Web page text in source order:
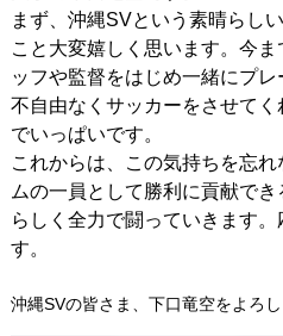
まず、沖縄SVという素晴らし
こと大変嬉しく思います。今
ッフや監督をはじめ一緒にプ
不自由なくサッカーをさせて
でいっぱいです。
これからは、この気持ちを忘
ムの一員として勝利に貢献で
らしく全力で闘っていきます
す。
沖縄SVの皆さま、下口竜空をよろ